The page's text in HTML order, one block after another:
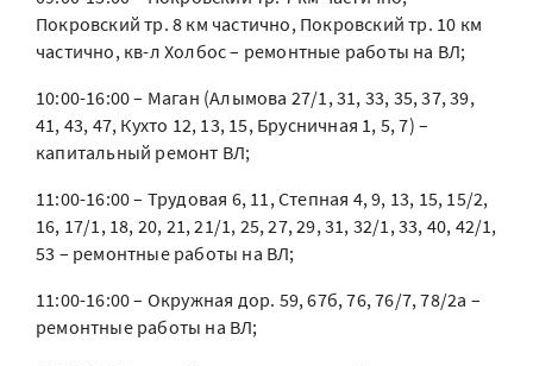
Покровский тр. 8 км частично, Покровский тр. 10 км
частично, кв-л Холбос – ремонтные работы на ВЛ;
10:00-16:00 – Маган (Алымова 27/1, 31, 33, 35, 37, 39,
41, 43, 47, Кухто 12, 13, 15, Брусничная 1, 5, 7) –
капитальный ремонт ВЛ;
11:00-16:00 – Трудовая 6, 11, Степная 4, 9, 13, 15, 15/2,
16, 17/1, 18, 20, 21, 21/1, 25, 27, 29, 31, 32/1, 33, 40, 42/1,
53 – ремонтные работы на ВЛ;
11:00-16:00 – Окружная дор. 59, 67б, 76, 76/7, 78/2а –
ремонтные работы на ВЛ;